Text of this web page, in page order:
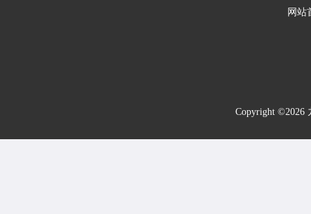
网站
Copyright ©2026